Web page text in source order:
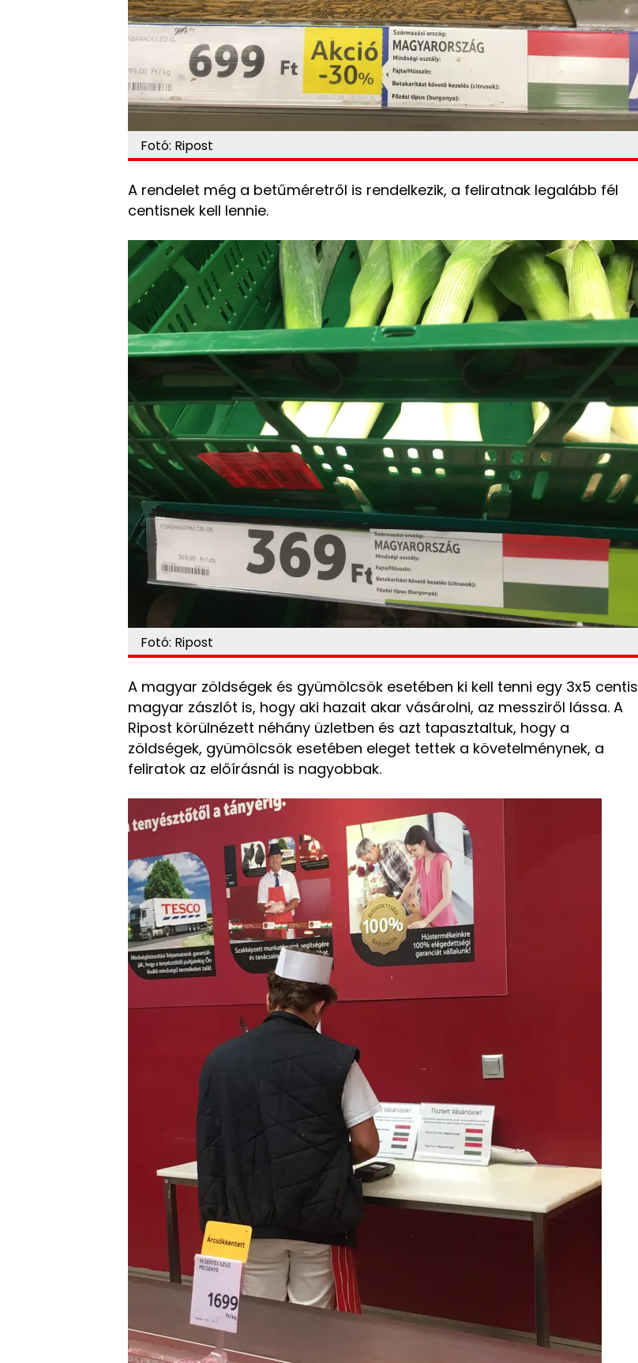
Fotó: Ripost
A rendelet még a betűméretről is rendelkezik, a feliratnak legalább fél
centisnek kell lennie.
Fotó: Ripost
A magyar zöldségek és gyümölcsök esetében ki kell tenni egy 3x5 centis
magyar zászlót is, hogy aki hazait akar vásárolni, az messziről lássa. A
Ripost körülnézett néhány üzletben és azt tapasztaltuk, hogy a
zöldségek, gyümölcsök esetében eleget tettek a követelménynek, a
feliratok az előírásnál is nagyobbak.